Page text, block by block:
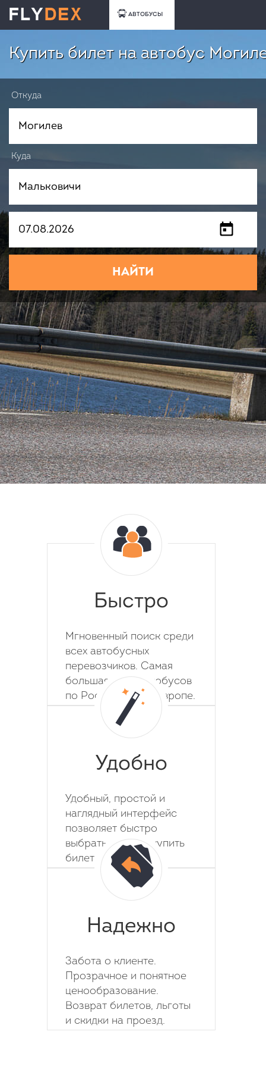
АВТОБУСЫ
Купить билет на автобус
Откуда
Куда
НАЙТИ
Быстро
Мгновенный поиск среди
всех автобусных
перевозчиков. Самая
большая база автобусов
по России, СНГ и Европе.
Удобно
Удобный, простой и
наглядный интерфейс
позволяет быстро
выбрать место и купить
билет на автобус.
Надежно
Забота о клиенте.
Прозрачное и понятное
ценообразование.
Возврат билетов, льготы
и скидки на проезд.